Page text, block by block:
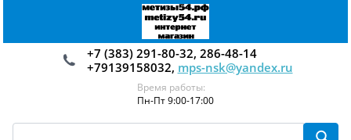
+7 (383) 291-80-32, 286-48-14
+79139158032, mps-nsk@yandex.ru
Время работы:
Пн-Пт 9:00-17:00